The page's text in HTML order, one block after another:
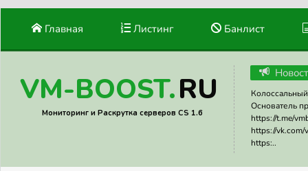
Главная Листинг Банлист
VM-BOOST.RU
Мониторинг и Раскрутка серверов CS 1.6
Основатель
https://t.me/
https://vk.com/
https:..